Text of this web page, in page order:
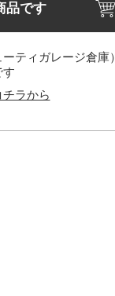
品です
ティガレージ倉庫）
す
ラから